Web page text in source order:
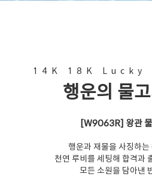
14K 18K
행운의 물
[W9063R] 왕관 물
행운과 재물을 사징하는
천연 루비를 세팅해 합격과
모든 소원을 담아낸